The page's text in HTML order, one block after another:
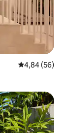
Évaluation
4,84 (56)